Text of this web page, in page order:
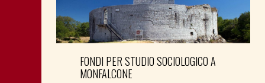
FONDI PER STUDIO SOCIOLOGICO A
MONFALCONE